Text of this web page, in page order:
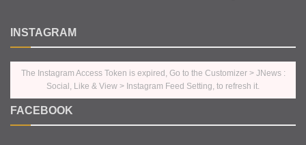
INSTAGRAM
The Instagram Access Token is expired, Go to the Customizer > JNews :
Social, Like & View > Instagram Feed Setting, to refresh it.
FACEBOOK